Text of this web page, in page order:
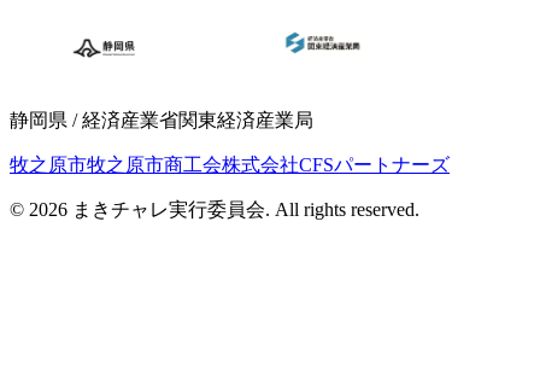
静岡県 / 経済産業省関東経済産業局
牧之原市牧之原市商工会株式会社CFSパートナーズ
© 2026 まきチャレ実行委員会. All rights reserved.